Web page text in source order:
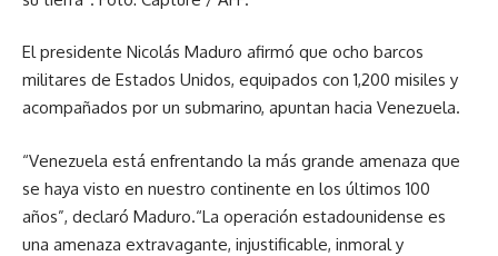
El presidente Nicolás Maduro afirmó que ocho barcos
militares de Estados Unidos, equipados con 1,200 misiles y
acompañados por un submarino, apuntan hacia Venezuela.
“Venezuela está enfrentando la más grande amenaza que
se haya visto en nuestro continente en los últimos 100
años”, declaró Maduro.“La operación estadounidense es
una amenaza extravagante, injustificable, inmoral y